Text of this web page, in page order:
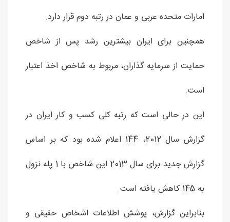
امارات متحده عربی و عمان در رتبه دوم قرار دارد.
همچنین برای ایران بیشترین رشد پس از شاخص
حمایت از سرمایه گذاران، مربوط به شاخص اخذ اعتبار
است.
این در حالی است که رتبه کلی کسب و کار ایران در
گزارش سال 2012، 144 اعلام شده بود که بر اساس
گزارش جدید برای سال 2013 این شاخص با 1 پله نزول
به 145 کاهش یافته است.
بنابراین گزارش، پوشش اطلاعات اشخاص حقیقی و